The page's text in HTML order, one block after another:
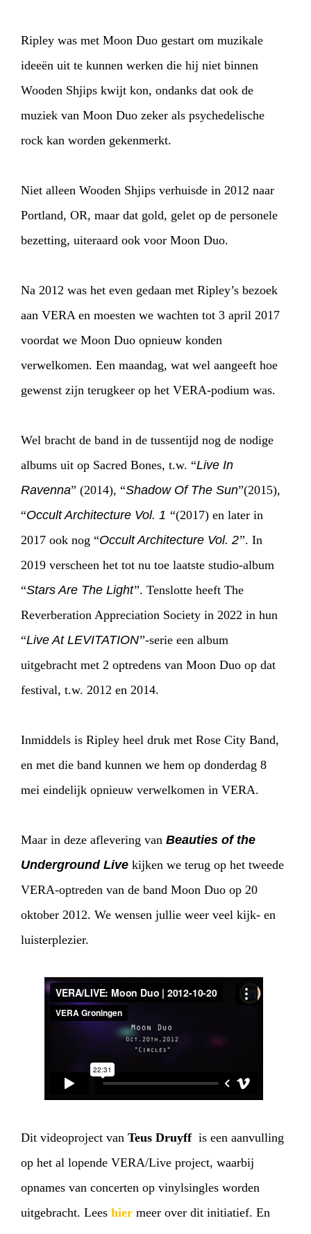
ARTDIVISIONFOTO’SNIEUWS
INFO WEBSHOPMIJN TICKETS
Ripley was met Moon Duo gestart om muzikale
ideeën uit te kunnen werken die hij niet binnen
Wooden Shjips kwijt kon, ondanks dat ook de
muziek van Moon Duo zeker als psychedelische
rock kan worden gekenmerkt.
Niet alleen Wooden Shjips verhuisde in 2012 naar
Portland, OR, maar dat gold, gelet op de personele
bezetting, uiteraard ook voor Moon Duo.
Na 2012 was het even gedaan met Ripley’s bezoek
aan VERA en moesten we wachten tot 3 april 2017
voordat we Moon Duo opnieuw konden
verwelkomen. Een maandag, wat wel aangeeft hoe
gewenst zijn terugkeer op het VERA-podium was.
Wel bracht de band in de tussentijd nog de nodige
albums uit op Sacred Bones, t.w. “Live In
Ravenna” (2014), “Shadow Of The Sun”(2015),
“Occult Architecture Vol. 1 “(2017) en later in
2017 ook nog “Occult Architecture Vol. 2”. In
2019 verscheen het tot nu toe laatste studio-album
“Stars Are The Light”. Tenslotte heeft The
Reverberation Appreciation Society in 2022 in hun
“Live At LEVITATION”-serie een album
uitgebracht met 2 optredens van Moon Duo op dat
festival, t.w. 2012 en 2014.
Inmiddels is Ripley heel druk met Rose City Band,
en met die band kunnen we hem op donderdag 8
mei eindelijk opnieuw verwelkomen in VERA.
Maar in deze aflevering van Beauties of the
Underground Live kijken we terug op het tweede
VERA-optreden van de band Moon Duo op 20
oktober 2012. We wensen jullie weer veel kijk- en
luisterplezier.
Dit videoproject van Teus Druyffis een aanvulling
op het al lopende VERA/Live project, waarbij
opnames van concerten op vinylsingles worden
uitgebracht. Lees hier meer over dit initiatief. En